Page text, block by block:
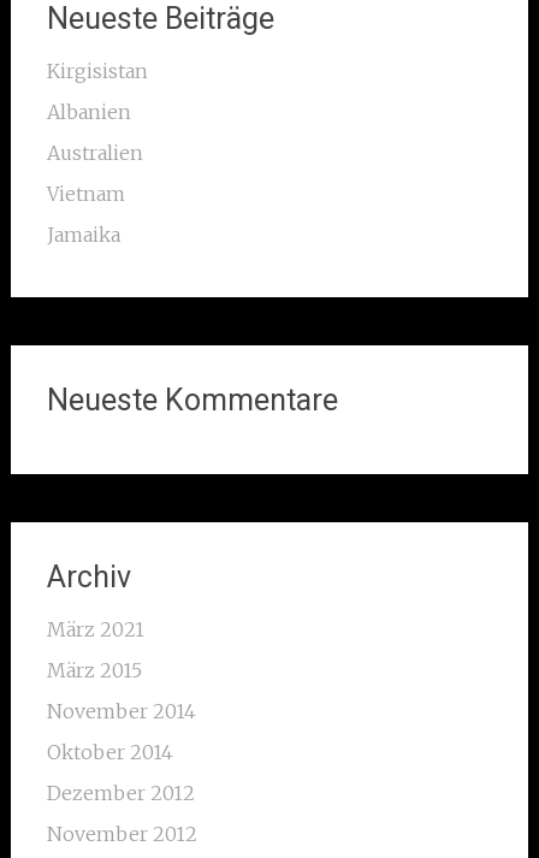
Neueste Beiträge
Kirgisistan
Albanien
Australien
Vietnam
Jamaika
Neueste Kommentare
Archiv
März 2021
März 2015
November 2014
Oktober 2014
Dezember 2012
November 2012